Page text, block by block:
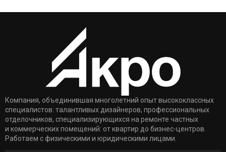
Компания, объединившая многолетний опыт высококлассных
специалистов: талантливых дизайнеров, профессиональных
отделочников, специализирующихся на ремонте частных
и коммерческих помещений: от квартир до бизнес-центров.
Работаем с физическими и юридическими лицами.